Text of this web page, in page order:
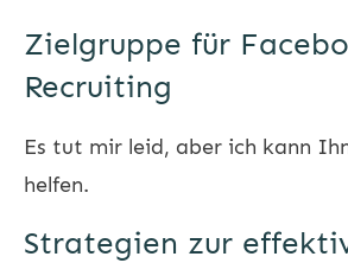
Zielgruppe für
Recruiting
Es tut mir leid, aber ich kann
helfen.
Strategien zur